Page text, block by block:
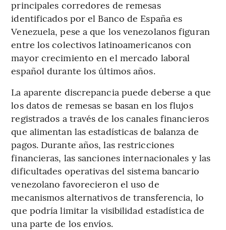
principales corredores de remesas
identificados por el Banco de España es
Venezuela, pese a que los venezolanos figuran
entre los colectivos latinoamericanos con
mayor crecimiento en el mercado laboral
español durante los últimos años.
La aparente discrepancia puede deberse a que
los datos de remesas se basan en los flujos
registrados a través de los canales financieros
que alimentan las estadísticas de balanza de
pagos. Durante años, las restricciones
financieras, las sanciones internacionales y las
dificultades operativas del sistema bancario
venezolano favorecieron el uso de
mecanismos alternativos de transferencia, lo
que podría limitar la visibilidad estadística de
una parte de los envíos.